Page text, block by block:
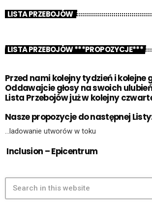
LISTA PRZEBOJÓW
LISTA PRZEBOJÓW ***PROPOZYCJE***
Przed nami kolejny tydzień i kolejne
Oddawajcie głosy na swoich
Lista Przebojów już w kolejny
Nasze propozycje do następnej
…ladowanie utworów w toku
Inclusion – Epicentrum